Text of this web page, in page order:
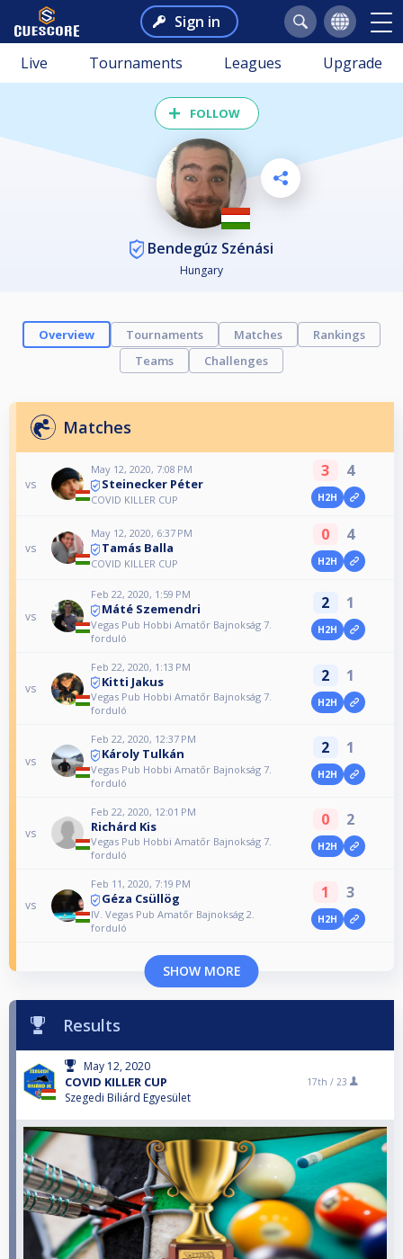
Sign in
Live Tournaments Leagues Upgrade
FOLLOW
Bendegúz Szénási
Hungary
Overview Tournaments Matches
Rankings
Teams
Challenges
Matches
vs
May 12, 2020, 7:08 PM
Steinecker Péter
COVID KILLER CUP
3 4
H2H
vs
May 12, 2020, 6:37 PM
Tamás Balla
COVID KILLER CUP
0 4
H2H
vs
Feb 22, 2020, 1:59 PM
Máté Szemendri
Vegas Pub Hobbi Amatőr Bajnokság 7.
forduló
2 1
H2H
vs
Feb 22, 2020, 1:13 PM
Kitti Jakus
Vegas Pub Hobbi Amatőr Bajnokság 7.
forduló
2 1
H2H
vs
Feb 22, 2020, 12:37 PM
Károly Tulkán
Vegas Pub Hobbi Amatőr Bajnokság 7.
forduló
2 1
H2H
vs
Feb 22, 2020, 12:01 PM
Richárd Kis
Vegas Pub Hobbi Amatőr Bajnokság 7.
forduló
0 2
H2H
vs
Feb 11, 2020, 7:19 PM
Géza Csüllög
IV. Vegas Pub Amatőr Bajnokság 2.
forduló
1 3
H2H
SHOW MORE
Results
May 12, 2020
COVID KILLER CUP
Szegedi Biliárd Egyesület
17th / 23